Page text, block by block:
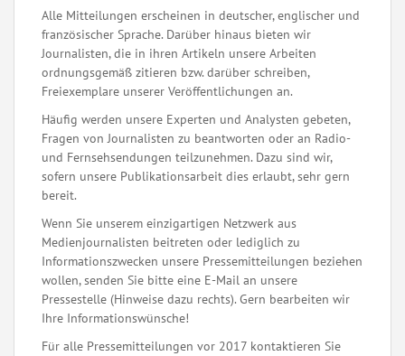
Alle Mitteilungen erscheinen in deutscher, englischer und
französischer Sprache. Darüber hinaus bieten wir
Journalisten, die in ihren Artikeln unsere Arbeiten
ordnungsgemäß zitieren bzw. darüber schreiben,
Freiexemplare unserer Veröffentlichungen an.
Häufig werden unsere Experten und Analysten gebeten,
Fragen von Journalisten zu beantworten oder an Radio-
und Fernsehsendungen teilzunehmen. Dazu sind wir,
sofern unsere Publikationsarbeit dies erlaubt, sehr gern
bereit.
Wenn Sie unserem einzigartigen Netzwerk aus
Medienjournalisten beitreten oder lediglich zu
Informationszwecken unsere Pressemitteilungen beziehen
wollen, senden Sie bitte eine E-Mail an unsere
Pressestelle (Hinweise dazu rechts). Gern bearbeiten wir
Ihre Informationswünsche!
Für alle Pressemitteilungen vor 2017 kontaktieren Sie